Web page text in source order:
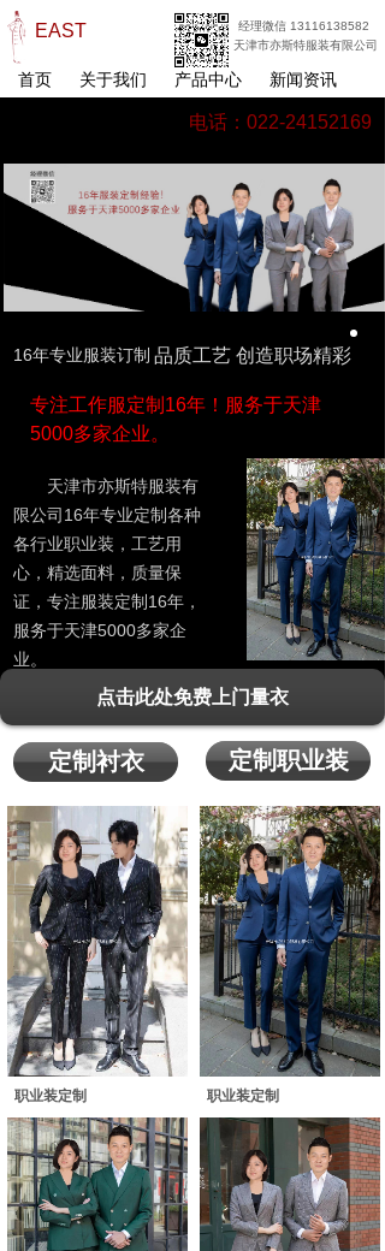
EAST
经理微信 13116138582
天津市亦斯特服装有限公司
首页 关于我们 产品中心 新闻资讯
电话：022-24152169
品质工艺 创造职场精彩
16年专业服装订制
专注工作服定制16年！服务于天津
5000多家企业。
天津市亦斯特服装有
限公司16年专业定制各种
各行业职业装，工艺用
心，精选面料，质量保
证，专注服装定制16年，
服务于天津5000多家企
业。
点击此处免费上门量衣
定制职业装
定制衬衣
职业装定制 职业装定制